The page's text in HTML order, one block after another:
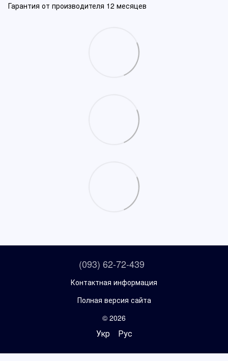
Гарантия от производителя 12 месяцев
(093) 62-72-439
Контактная информация
Полная версия сайта
© 2026
Укр Рус